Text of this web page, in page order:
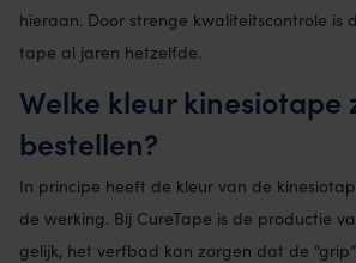
hieraan. Door strenge kwaliteitscontrole is
tape al jaren hetzelfde.
Welke kleur kinesiotape
bestellen?
In principe heeft de kleur van de
de werking. Bij CureTape is de productie
gelijk, het verfbad kan zorgen dat de